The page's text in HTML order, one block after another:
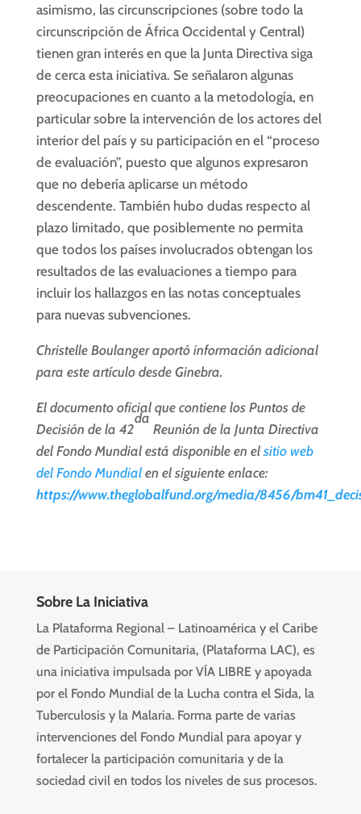
asimismo, las circunscripciones (sobre todo la
circunscripción de África Occidental y Central)
tienen gran interés en que la Junta Directiva siga
de cerca esta iniciativa. Se señalaron algunas
preocupaciones en cuanto a la metodología, en
particular sobre la intervención de los actores del
interior del país y su participación en el “proceso
de evaluación”, puesto que algunos expresaron
que no debería aplicarse un método
descendente. También hubo dudas respecto al
plazo limitado, que posiblemente no permita
que todos los países involucrados obtengan los
resultados de las evaluaciones a tiempo para
incluir los hallazgos en las notas conceptuales
para nuevas subvenciones.
Christelle Boulanger aportó información adicional
para este artículo desde Ginebra.
El documento oficial que contiene los Puntos de
Decisión de la 42
da
Reunión de la Junta Directiva
del Fondo Mundial está disponible en el sitio web
del Fondo Mundialen el siguiente enlace:
https://www.theglobalfund.org/media/8456/
Sobre La Iniciativa
La Plataforma Regional – Latinoamérica y el Caribe
de Participación Comunitaria, (Plataforma LAC), es
una iniciativa impulsada por VÍA LIBRE y apoyada
por el Fondo Mundial de la Lucha contra el Sida, la
Tuberculosis y la Malaria. Forma parte de varias
intervenciones del Fondo Mundial para apoyar y
fortalecer la participación comunitaria y de la
sociedad civil en todos los niveles de sus procesos.